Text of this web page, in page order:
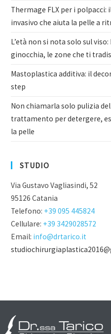
Thermage FLX per i
invasivo che aiuta la pelle a
L’età non si nota solo sul
ginocchia, le zone che ti
Mastoplastica additiva: il
step
Non chiamarla solo pulizia
trattamento per detergere,
la pelle
STUDIO
Via Gustavo Vagliasindi, 52
95126 Catania
Telefono: +39 095 445824
Cellulare: +39 3429028572
Email: info@drtarico.it